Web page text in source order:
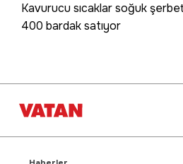
Kavurucu sıcaklar soğuk
400 bardak satıyor